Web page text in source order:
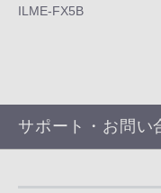
ILME-FX5B
サポート・お問い